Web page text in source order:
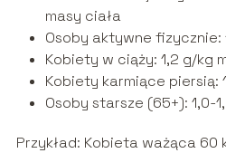
masy ciała
Osoby aktywne fizycznie:
Kobiety w ciąży: 1,2 g/kg
Kobiety karmiące piersią:
Osoby starsze (65+): 1,0-
Przykład: Kobieta ważąca 60